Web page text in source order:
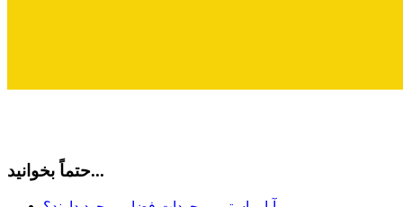
حتماً بخوانید...